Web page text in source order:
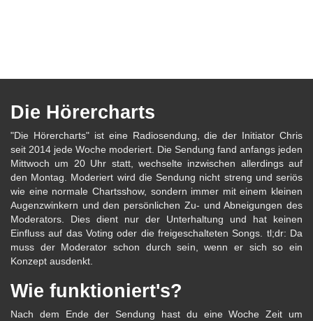
Die Hörercharts
"Die Hörercharts" ist eine Radiosendung, die der Initiator Chris
seit 2014 jede Woche moderiert. Die Sendung fand anfangs jeden
Mittwoch um 20 Uhr statt, wechselte inzwischen allerdings auf
den Montag. Moderiert wird die Sendung nicht streng und seriös
wie eine normale Chartsshow, sondern immer mit einem kleinen
Augenzwinkern und den persönlichen Zu- und Abneigungen des
Moderators. Dies dient nur der Unterhaltung und hat keinen
Einfluss auf das Voting oder die freigeschalteten Songs. tl;dr: Da
muss der Moderator schon durch sein, wenn er sich so ein
Konzept ausdenkt.
Wie funktioniert's?
Nach dem Ende der Sendung hast du eine Woche Zeit um